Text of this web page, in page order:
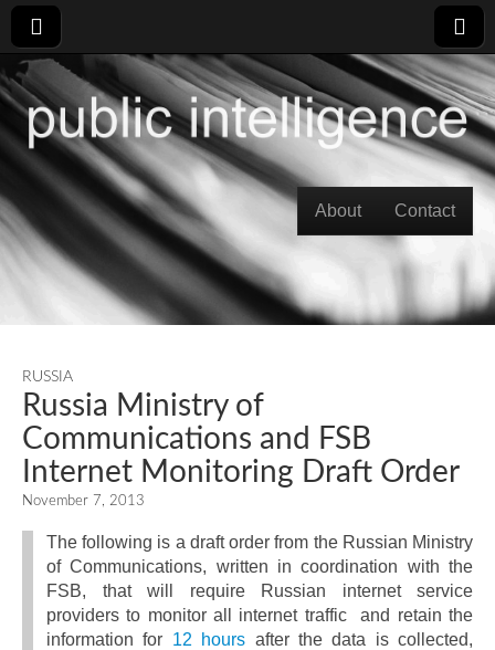
Main menu
About Contact
RUSSIA
Russia Ministry of
Communications and FSB
Internet Monitoring Draft Order
November 7, 2013
The following is a draft order from the Russian Ministry
of Communications, written in coordination with the
FSB, that will require Russian internet service
providers to monitor all internet traffic and retain the
information for 12 hours after the data is collected,